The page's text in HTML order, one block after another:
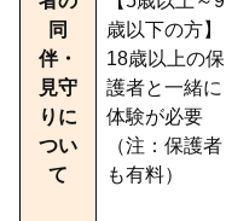
同
伴・
見守
りに
つい
て
歳以下の方】
18歳以上の保
護者と一緒に
体験が必要
（注：保護者
も有料）